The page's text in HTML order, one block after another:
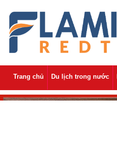
Trang chủ Du lịch trong nước